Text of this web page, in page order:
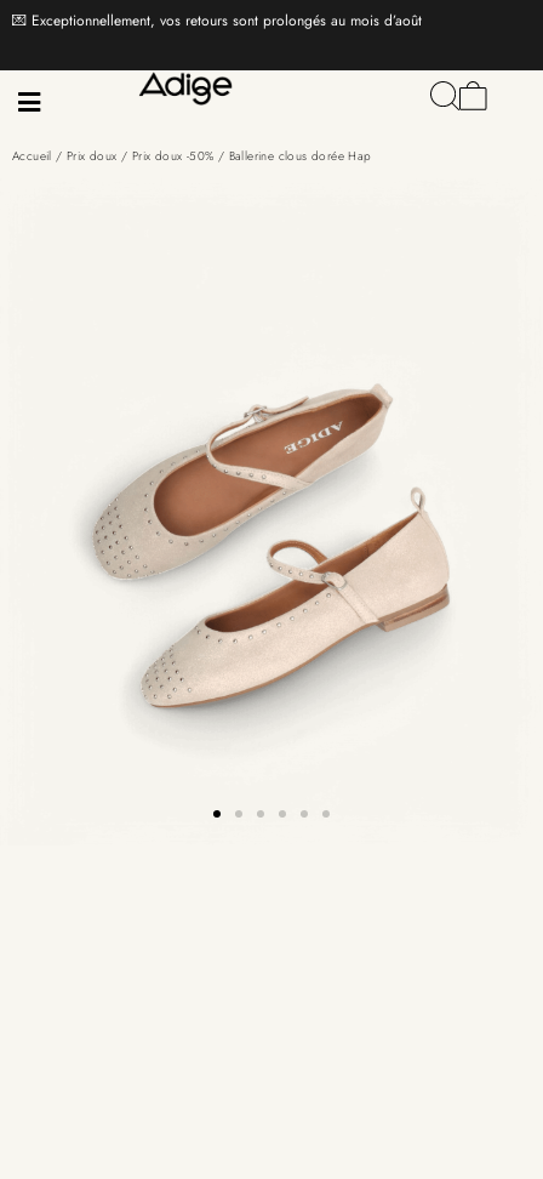
💌 Exceptionnellement, vos retours sont prolongés au mois d’août
Accueil /Prix doux / Prix doux -50% / Ballerine clous dorée Hap